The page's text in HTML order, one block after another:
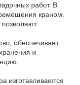
работ. В
краном.
обеспечивает
и
изготавливаются